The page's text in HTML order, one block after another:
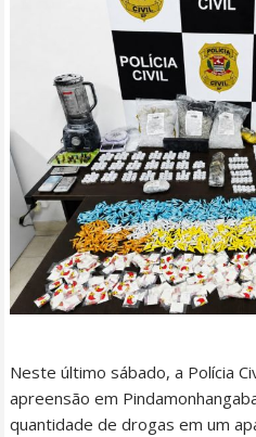
Neste último sábado, a Polícia
apreensão em
quantidade de drogas em um